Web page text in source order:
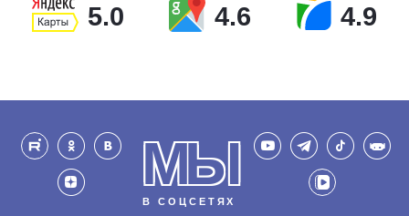
5.0 4.6 4.9
МЫ
В СОЦСЕТЯХ